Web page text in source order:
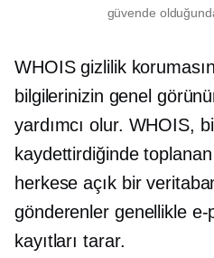
güvende
WHOIS gizlilik
bilgilerinizin genel
yardımcı olur. WHOIS,
kaydettirdiğinde
herkese açık bir
gönderenler genellikle
kayıtları tarar.